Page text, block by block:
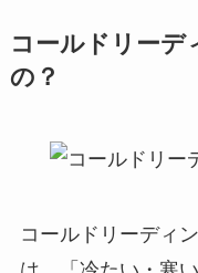
コールドリーデ
の？
コールドリーディ